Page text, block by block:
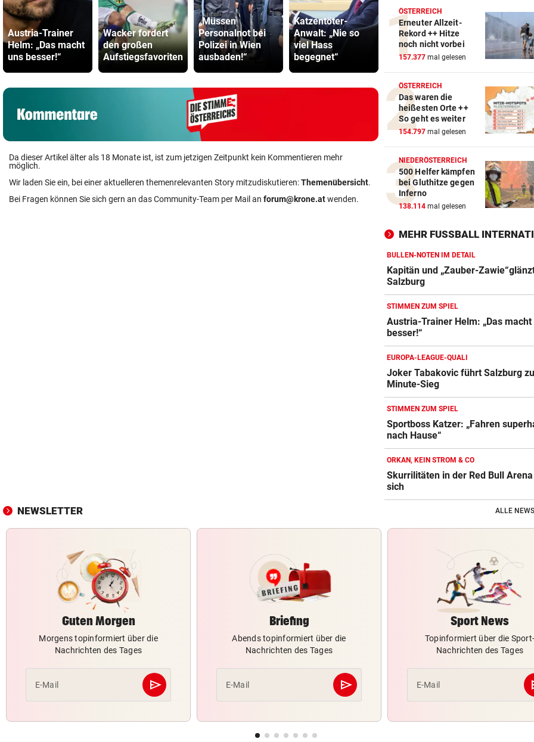
Austria-Trainer
Helm: „Das macht
uns besser!“
Wacker fordert
den großen
Aufstiegsfavoriten
„Müssen
Personalnot bei
Polizei in Wien
ausbaden!“
Katzentöter-
Anwalt: „Nie so
viel Hass
begegnet“
Bach wurde in
Pinzgauer Ort zu
reißendem Fluss
ÖFB-Kicker
Wimmer
über
aus
Da dieser Artikel älter als 18 Monate ist, ist zum jetzigen Zeitpunkt kein Kommentieren mehr
möglich.
Wir laden Sie ein, bei einer aktuelleren themenrelevanten Story mitzudiskutieren:Themenübersicht.
Bei Fragen können Sie sich gern an das Community-Team per Mail an forum@krone.atwenden.
ÖSTERREICH
Erneuter Allzeit-
Rekord ++ Hitze
noch nicht vorbei
157.377 mal gelesen
ÖSTERREICH
Das waren die
heißesten Orte ++
So geht es weiter
154.797 mal gelesen
NIEDERÖSTERREICH
500 Helfer kämpfen
bei Gluthitze gegen
Inferno
138.114 mal gelesen
MEHR FUSSBALL
BULLEN-NOTEN IM DETAIL
Kapitän und „Zauber-
Salzburg
STIMMEN ZUM SPIEL
Austria-Trainer Helm: „Das macht
besser!“
EUROPA-LEAGUE-QUALI
Joker Tabakovic führt Salzburg
Minute-Sieg
STIMMEN ZUM SPIEL
Sportboss Katzer: „Fahren
nach Hause“
ORKAN, KEIN STROM & CO
Skurrilitäten in der Red Bull
sich
NEWSLETTER ALLE
Guten Morgen
Morgens topinformiert über die
Nachrichten des Tages
E-Mail send
Abschicken
Briefing
Abends topinformiert über die
Nachrichten des Tages
E-Mail send
Abschicken
Sport News
Topinformiert über die Sport-
Nachrichten des Tages
E-Mail